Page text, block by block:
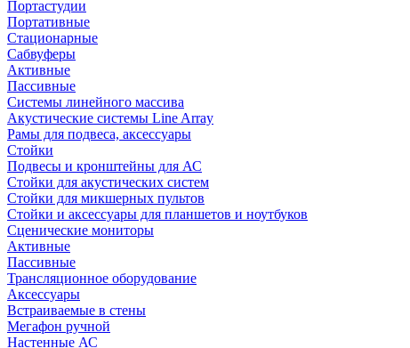
Портастудии
Портативные
Стационарные
Сабвуферы
Активные
Пассивные
Системы линейного массива
Акустические системы Line Array
Рамы для подвеса, аксессуары
Стойки
Подвесы и кронштейны для АС
Стойки для акустических систем
Стойки для микшерных пультов
Стойки и аксессуары для планшетов и ноутбуков
Сценические мониторы
Активные
Пассивные
Трансляционное оборудование
Аксессуары
Встраиваемые в стены
Мегафон ручной
Настенные АС